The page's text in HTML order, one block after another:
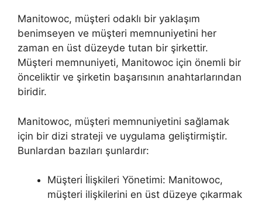
Manitowoc, müşteri odaklı bir yaklaşım
benimseyen ve müşteri memnuniyetini her
zaman en üst düzeyde tutan bir şirkettir.
Müşteri memnuniyeti, Manitowoc için önemli bir
önceliktir ve şirketin başarısının anahtarlarından
biridir.
Manitowoc, müşteri memnuniyetini sağlamak
için bir dizi strateji ve uygulama geliştirmiştir.
Bunlardan bazıları şunlardır:
Müşteri İlişkileri Yönetimi: Manitowoc,
müşteri ilişkilerini en üst düzeye çıkarmak